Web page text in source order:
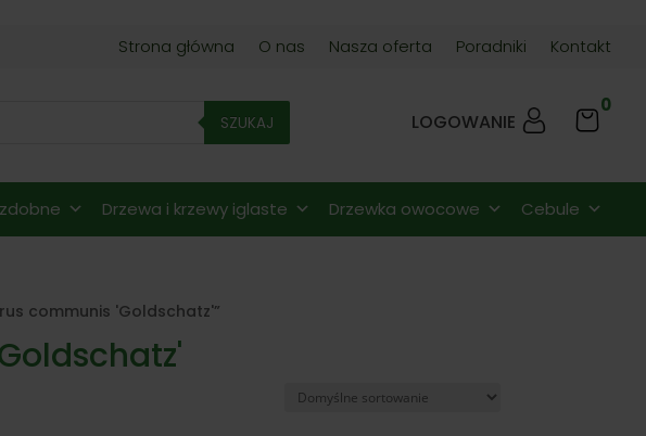
Strona główna O nas Nasza oferta Poradniki Kontakt
SZUKAJ LOGOWANIE
0
Drzewa i krzewy iglaste Drzewka owocowe Cebule
communis 'Goldschatz'”